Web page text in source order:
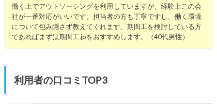
働く上でアウトソーシングを利用していますが、経験上この会
社が一番対応がいいです。担当者の方も丁寧ですし、働く環境
について包み隠さず教えてくれます。期間工を検討している方
であればまずは期間工.jpをおすすめします。（40代男性）
利用者の口コミTOP3